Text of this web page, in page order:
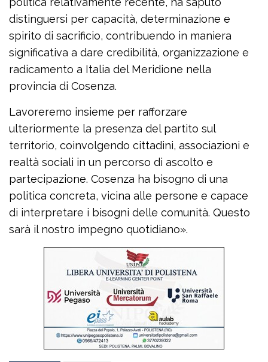
distinguersi per capacità, determinazione e
spirito di sacrificio, contribuendo in maniera
significativa a dare credibilità, organizzazione e
radicamento a Italia del Meridione nella
provincia di Cosenza.
Lavoreremo insieme per rafforzare
ulteriormente la presenza del partito sul
territorio, coinvolgendo cittadini, associazioni e
realtà sociali in un percorso di ascolto e
partecipazione. Cosenza ha bisogno di una
politica concreta, vicina alle persone e capace
di interpretare i bisogni delle comunità. Questo
sarà il nostro impegno quotidiano».